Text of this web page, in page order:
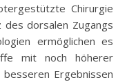
Chirurgie
dorsalen Zugangs
ermöglichen es
mit noch höherer
Ergebnissen